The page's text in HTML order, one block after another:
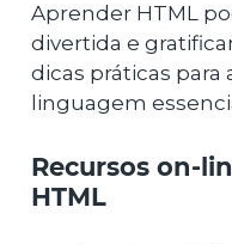
Aprender HTML
divertida e
dicas práticas para
linguagem
Recursos on-
HTML